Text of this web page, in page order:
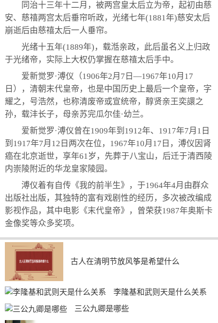
同治十三年十二月，被两宫皇太后立为帝，起初由慈
安、慈禧两宫太后垂帘听政，光绪七年(1881年)慈安太后
崩逝后由慈禧太后一人垂帘。
光绪十五年(1889年)，载湉亲政，此后虽名义上归政
于光绪帝，实际上大权仍掌握在慈禧太后手中。
爱新觉罗·溥仪（1906年2月7日—1967年10月17
日），清朝末代皇帝，也是中国历史上最后一个皇帝，字
耀之，号浩然，也称清废帝或宣统帝，醇贤亲王奕譞之
孙，载沣长子，母亲苏完瓜尔佳·幼兰。
爱新觉罗·溥仪曾在1909年到1912年、1917年7月1日
到1917年7月12日两次在位，1967年10月17日，溥仪因肾
癌在北京逝世，享年61岁，先葬于八宝山，后迁于清西陵
内崇陵附近的华龙皇家陵园。
溥仪着有自传《我的前半生》，于1964年4月由群众
出版社出版，其独特的富有戏剧性的经历，多次被改编成
影视作品，其中电影《末代皇帝》，曾荣获1987年奥斯卡
金像奖等众多奖项。
古人在清明节放风筝是希望什么
李隆基和武则天是什么关系
三公九卿是哪些